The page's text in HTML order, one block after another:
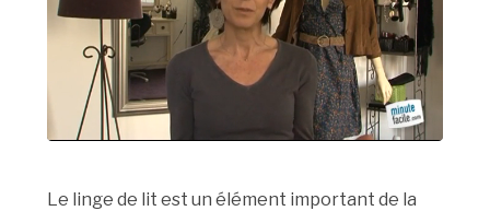
Le linge de lit est un élément important de la